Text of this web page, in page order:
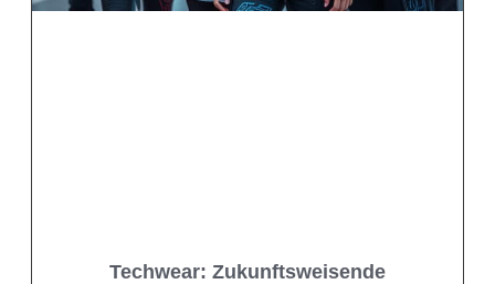
Techwear: Zukunftsweisende